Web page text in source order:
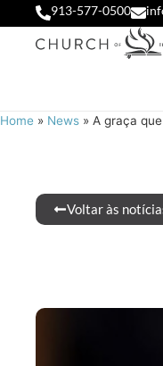
913-577-0500
Home » News » A graça
Voltar às